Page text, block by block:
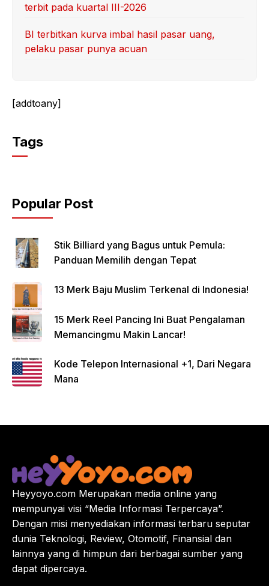
terbit pada kuartal III-2026
BI terbitkan kurva imbal hasil pasar uang,
pelaku pasar punya acuan
[addtoany]
Tags
Popular Post
Stik Billiard yang Bagus untuk Pemula:
Panduan Memilih dengan Tepat
13 Merk Baju Muslim Terkenal di Indonesia!
15 Merk Reel Pancing Ini Buat Pengalaman
Memancingmu Makin Lancar!
Kode Telepon Internasional +1, Dari Negara
Mana
Heyyoyo.com Merupakan media online yang
mempunyai visi “Media Informasi Terpercaya”.
Dengan misi menyediakan informasi terbaru seputar
dunia Teknologi, Review, Otomotif, Finansial dan
lainnya yang di himpun dari berbagai sumber yang
dapat dipercaya.